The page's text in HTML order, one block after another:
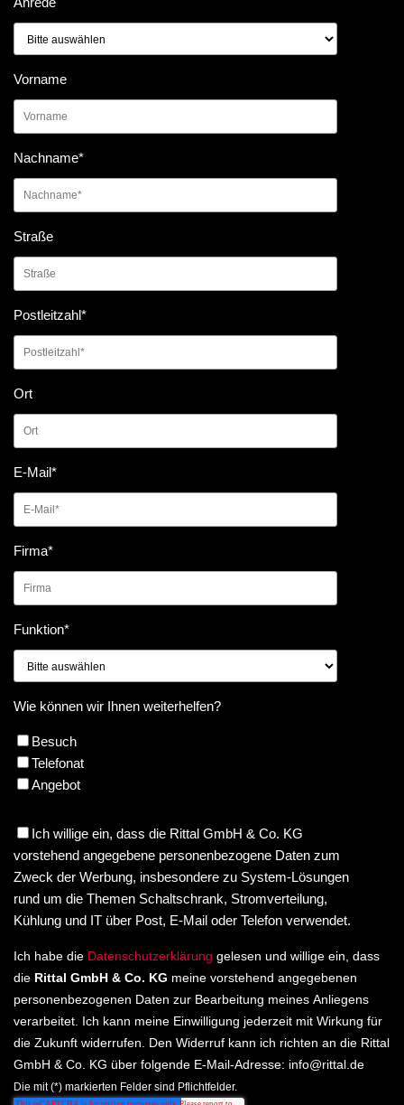
Vorname
Nachname*
Straße
Postleitzahl*
Ort
E-Mail*
Firma*
Funktion*
Wie können wir Ihnen weiterhelfen?
Besuch
Telefonat
Angebot
Ich willige ein, dass die Rittal GmbH & Co. KG
vorstehend angegebene personenbezogene Daten zum
Zweck der Werbung, insbesondere zu System-Lösungen
rund um die Themen Schaltschrank, Stromverteilung,
Kühlung und IT über Post, E-Mail oder Telefon verwendet.
Ich habe die Datenschutzerklärung gelesen und willige ein, dass
die Rittal GmbH & Co. KG meine vorstehend angegebenen
personenbezogenen Daten zur Bearbeitung meines Anliegens
verarbeitet. Ich kann meine Einwilligung jederzeit mit Wirkung für
die Zukunft widerrufen. Den Widerruf kann ich richten an die Rittal
GmbH & Co. KG über folgende E-Mail-Adresse: info@rittal.de
Die mit (*) markierten Felder sind Pflichtfelder.